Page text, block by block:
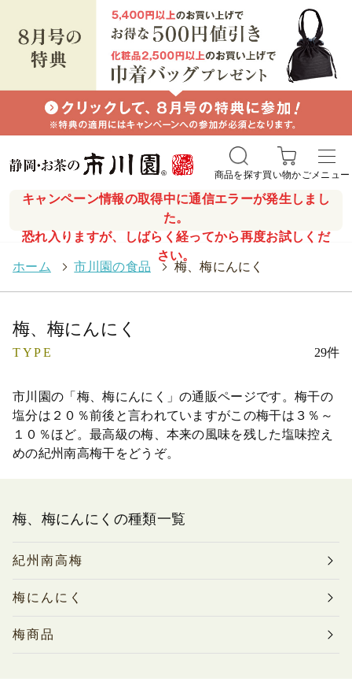
キャンペーン情報の取得中に通信エラーが発生しまし
た。
恐れ入りますが、しばらく経ってから再度お試しくだ
さい。
商品を探す買い物かごメニュー
ホーム > 市川園の食品 > 梅、梅にんにく
梅、梅にんにく
TYPE 29件
市川園の「梅、梅にんにく」の通販ページです。梅干の
塩分は２０％前後と言われていますがこの梅干は３％～
１０％ほど。最高級の梅、本来の風味を残した塩味控え
めの紀州南高梅干をどうぞ。
梅、梅にんにくの種類一覧
紀州南高梅
梅にんにく
梅商品